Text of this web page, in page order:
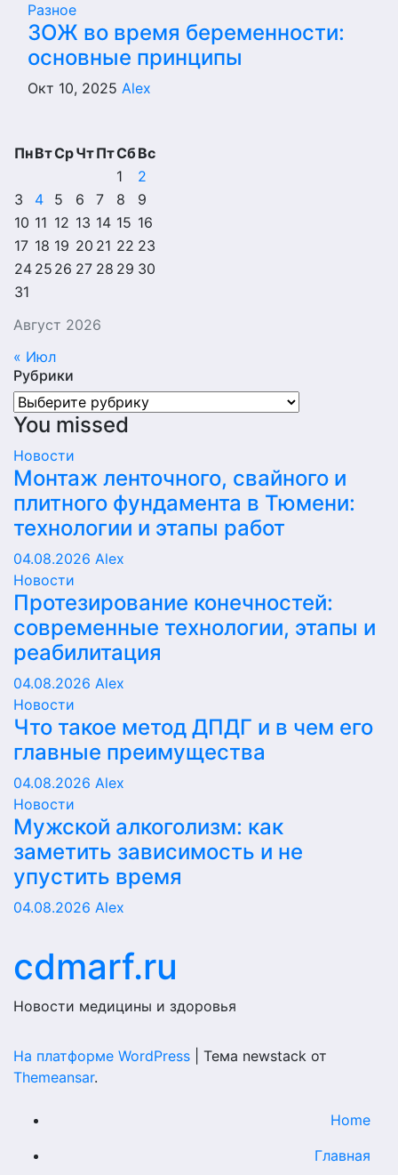
Разное
ЗОЖ во время беременности:
основные принципы
Окт 10, 2025 Alex
Август 2026
ПнВтСрЧтПтСбВс
1
2
3
4 5 6 7 8
9
10 11 12 13 14 15 16
17 18 19 20 21 22 23
24 25 26 27 28 29 30
31
« Июл
Рубрики
Рубрики
You missed
Новости
Монтаж ленточного, свайного и
плитного фундамента в Тюмени:
технологии и этапы работ
04.08.2026 Alex
Новости
Протезирование конечностей:
современные технологии, этапы и
реабилитация
04.08.2026 Alex
Новости
Что такое метод ДПДГ и в чем его
главные преимущества
04.08.2026 Alex
Новости
Мужской алкоголизм: как
заметить зависимость и не
упустить время
04.08.2026 Alex
cdmarf.ru
Новости медицины и здоровья
На платформе WordPress
Тема newstack от
Themeansar.
Home
Главная